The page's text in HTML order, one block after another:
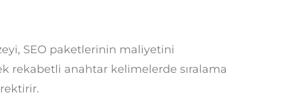
SEO paketlerinin maliyetini
rekabetli anahtar kelimelerde sıralama